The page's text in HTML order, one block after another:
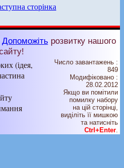
сторінка
Допоможітьрозвитку нашого
(ідея,
Число завантажень :
849
Модифіковано :
28.02.2012
Якщо ви помітили
помилку набору
на цiй сторiнцi,
видiлiть її мишкою
та натисніть
Ctrl+Enter.